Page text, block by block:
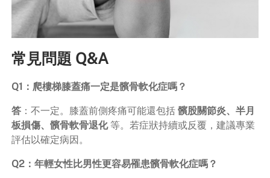
常見問題 Q&A
Q1：爬樓梯膝蓋痛一定是髕骨軟化症嗎？
答：不一定。膝蓋前側疼痛可能還包括 髕股關節炎、半月
板損傷、髕骨軟骨退化等。若症狀持續或反覆，建議專業
評估以確定病因。
Q2：年輕女性比男性更容易罹患髕骨軟化症嗎？